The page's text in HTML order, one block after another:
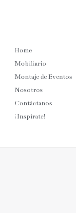
Home
Mobiliario
Montaje de Eventos
Nosotros
Contáctanos
¡Inspírate!